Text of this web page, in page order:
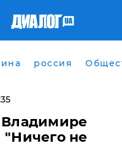
россия
Владимире
"Ничего не